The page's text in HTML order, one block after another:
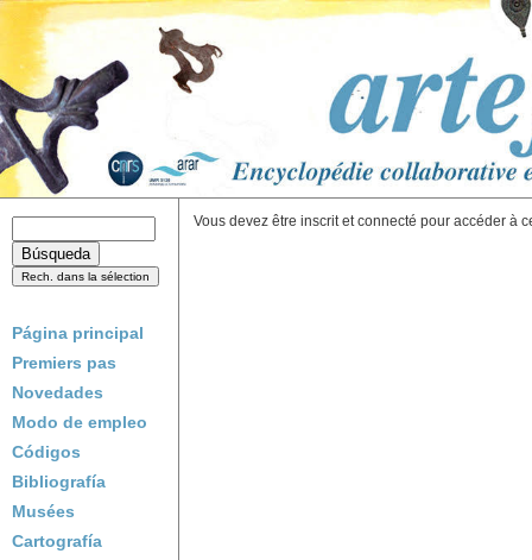
Página principal
Premiers pas
Novedades
Modo de empleo
Códigos
Bibliografía
Musées
Cartografía
Vous devez être inscrit et connecté pour accéder à